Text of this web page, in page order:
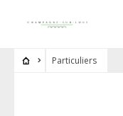
Particuliers